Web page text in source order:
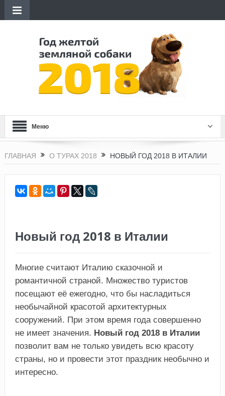
Меню
ГЛАВНАЯ О ТУРАХ 2018 НОВЫЙ ГОД 2018 В ИТАЛИИ
Новый год 2018 в Италии
Многие считают Италию сказочной и
романтичной страной. Множество туристов
посещают её ежегодно, что бы насладиться
необычайной красотой архитектурных
сооружений. При этом время года совершенно
не имеет значения. Новый год 2018 в Италии
позволит вам не только увидеть всю красоту
страны, но и провести этот праздник необычно и
интересно.